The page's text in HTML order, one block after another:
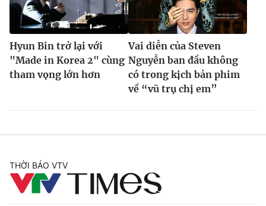
Hyun Bin trở lại với
"Made in Korea 2" cùng
tham vọng lớn hơn
Vai diễn của Steven
Nguyễn ban đầu không
có trong kịch bản phim
về “vũ trụ chị em”
THỜI BÁO VTV